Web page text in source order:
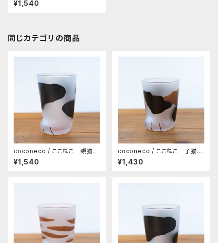
ENIAL
¥1,540
同じカテゴリの商品
coconeco / ここねこ 親猫タ
ンブラー 300ml（ブチ）
¥1,540
coconeco / ここねこ 子猫タ
ンブラー 230ml（ミケ）
¥1,430